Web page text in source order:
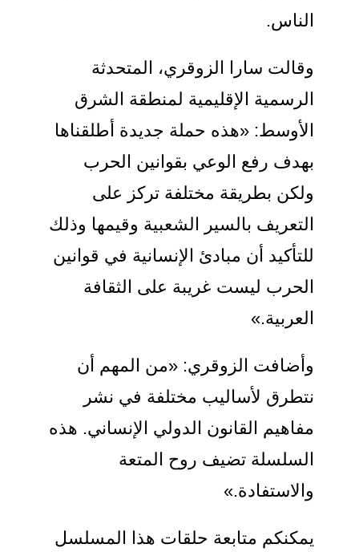
الناس.
وقالت سارا الزوقري، المتحدثة
الرسمية الإقليمية لمنطقة الشرق
الأوسط: «هذه حملة جديدة أطلقناها
بهدف رفع الوعي بقوانين الحرب
ولكن بطريقة مختلفة تركز على
التعريف بالسير الشعبية وقيمها وذلك
للتأكيد أن مبادئ الإنسانية في قوانين
الحرب ليست غريبة على الثقافة
العربية.»
وأضافت الزوقري: «من المهم أن
نتطرق لأساليب مختلفة في نشر
مفاهيم القانون الدولي الإنساني. هذه
السلسلة تضيف روح المتعة
والاستفادة.»
يمكنكم متابعة حلقات هذا المسلسل